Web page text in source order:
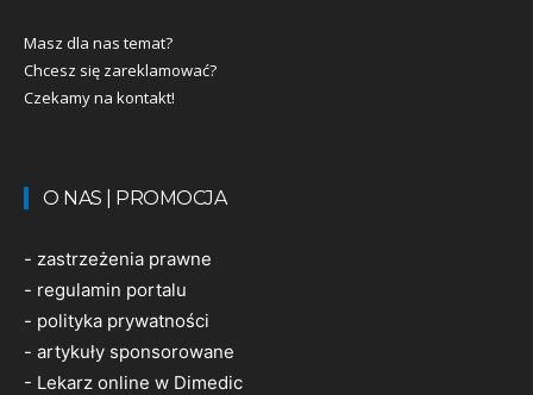
Masz dla nas temat?
Chcesz się zareklamować?
Czekamy na kontakt!
O NAS | PROMOCJA
- zastrzeżenia prawne
- regulamin portalu
- polityka prywatności
- artykuły sponsorowane
- Lekarz online w Dimedic